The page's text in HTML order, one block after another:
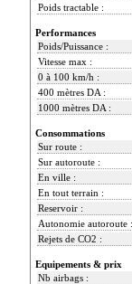
Poids tractable :
Performances
Poids/Puissance :
Vitesse max :
0 à 100 km/h :
400 mètres DA :
1000 mètres DA :
Consommations
Sur route :
Sur autoroute :
En ville :
En tout terrain :
Reservoir :
Autonomie autoroute :
Rejets de CO2 :
Equipements & prix
Nb airbags :